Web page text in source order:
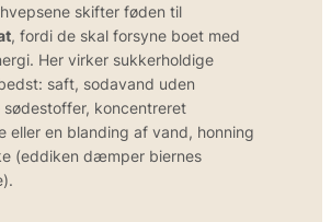
skifter føden til
, fordi de skal forsyne boet med
Her virker sukkerholdige
saft, sodavand uden
sødestoffer, koncentreret
eller en blanding af vand, honning
(eddiken dæmper biernes